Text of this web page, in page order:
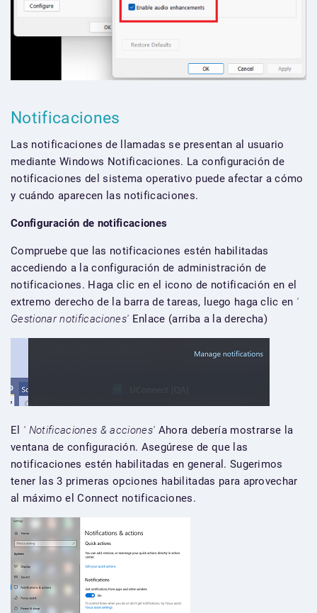
Notificaciones
Las notificaciones de llamadas se presentan al usuario
mediante Windows Notificaciones. La configuración de
notificaciones del sistema operativo puede afectar a cómo
y cuándo aparecen las notificaciones.
Configuración de notificaciones
Compruebe que las notificaciones estén habilitadas
accediendo a la configuración de administración de
notificaciones. Haga clic en el icono de notificación en el
extremo derecho de la barra de tareas, luego haga clic en '
Gestionar notificaciones' Enlace (arriba a la derecha)
El ' Notificaciones & acciones' Ahora debería mostrarse la
ventana de configuración. Asegúrese de que las
notificaciones estén habilitadas en general. Sugerimos
tener las 3 primeras opciones habilitadas para aprovechar
al máximo el Connect notificaciones.